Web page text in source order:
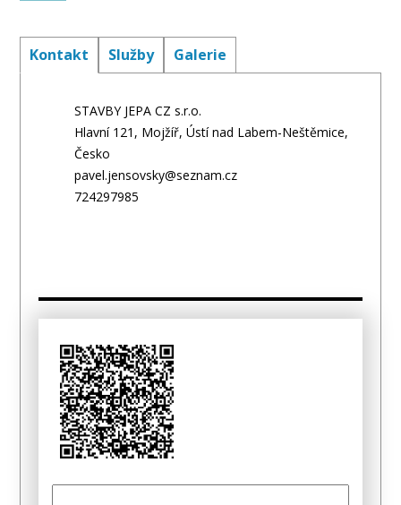
Kontakt Služby Galerie
STAVBY JEPA CZ s.r.o.
Hlavní 121, Mojžíř, Ústí nad Labem-Neštěmice,
Česko
pavel.jensovsky@seznam.cz
724297985